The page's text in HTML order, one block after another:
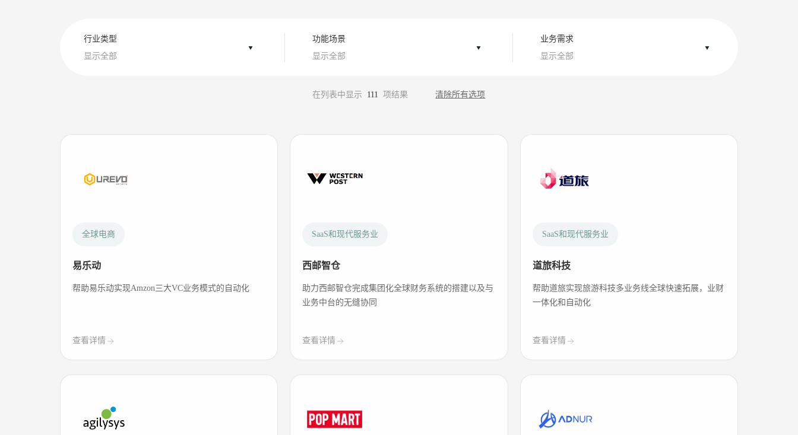
行业类型 功能场景 业务需求
在列表中显示 111 项结果 清除所有选项
全球电商
易乐动
帮助易乐动实现Amzon三大VC业务模式的自动化
查看详情
SaaS和现代服务业
西邮智仓
助力西邮智仓完成集团化全球财务系统的搭建以及与
业务中台的无缝协同
查看详情
SaaS和现代服务业
道旅科技
帮助道旅实现旅游科技多业务线全球快速拓展，业财
一体化和自动化
查看详情